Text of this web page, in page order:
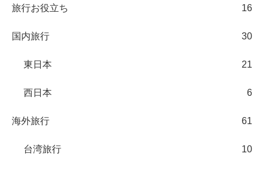
旅行お役立ち 16
国内旅行 30
東日本 21
西日本 6
海外旅行 61
台湾旅行 10